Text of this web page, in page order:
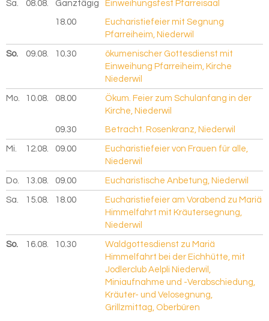
Sa. 08.08. 2026
Ganztägig Einweihungsfest Pfarreisaal
18.00
Eucharistiefeier mit Segnung
Pfarreiheim, Niederwil
So. 09.08. 2026
10.30
ökumenischer Gottesdienst mit
Einweihung Pfarreiheim, Kirche
Niederwil
Mo. 10.08. 2026
08.00
Ökum. Feier zum Schulanfang in der
Kirche, Niederwil
09.30 Betracht. Rosenkranz, Niederwil
Mi. 12.08. 2026
09.00
Eucharistiefeier von Frauen für alle,
Niederwil
Do. 13.08. 2026
09.00 Eucharistische Anbetung, Niederwil
Sa. 15.08. 2026
18.00
Eucharistiefeier am Vorabend zu Mariä
Himmelfahrt mit Kräutersegnung,
Niederwil
So. 16.08. 2026
10.30
Waldgottesdienst zu Mariä
Himmelfahrt bei der Eichhütte, mit
Jodlerclub Aelpli Niederwil,
Miniaufnahme und -Verabschiedung,
Kräuter- und Velosegnung,
Grillzmittag, Oberbüren